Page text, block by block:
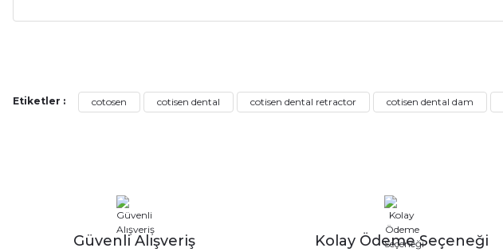
Ürün resmi kalitesiz, bozuk veya görüntülenemiyor.
Bu ürüne benzer farklı alternatifler olmalı.
Etiketler : cotosen cotisen dental cotisen dental retractor cotisen dental dam
Güvenli Alışveriş Kolay Ödeme Seçeneği